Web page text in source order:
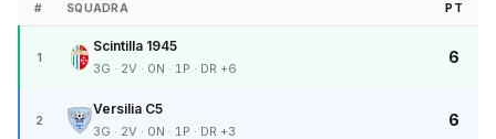
# SQUADRA PT
1
Scintilla 1945
3G · 2V · 0N · 1P · DR +6
6
2
Versilia C5
3G · 2V · 0N · 1P · DR +3
6